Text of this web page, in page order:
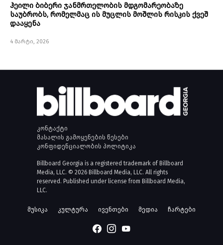
ჰეილი ბიბერი ჯანმრთელობის მდგომარეობაზე
საუბრობს, რომელმაც ის მუცლის მოშლის რისკის ქვეშ
დააყენა
4 მარტი, 2026
კონტაქტი
მასალის გამოყენების წესები
კონფიდენციალობის პოლიტიკა
Billboard Georgia is a registered trademark of Billboard
Media, LLC. © 2026 Billboard Media, LLC. All rights
reserved. Published under license from Billboard Media,
LLC.
მუსიკა კულტურა ივენთები მედია ჩარტები